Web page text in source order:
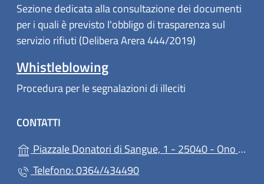
Sezione dedicata alla consultazione dei documenti
per i quali è previsto l'obbligo di trasparenza sul
servizio rifiuti (Delibera Arera 444/2019)
Whistleblowing
Procedura per le segnalazioni di illeciti
CONTATTI
Piazzale Donatori di Sangue, 1 - 25040 - Ono San Pietro
Telefono: 0364/434490